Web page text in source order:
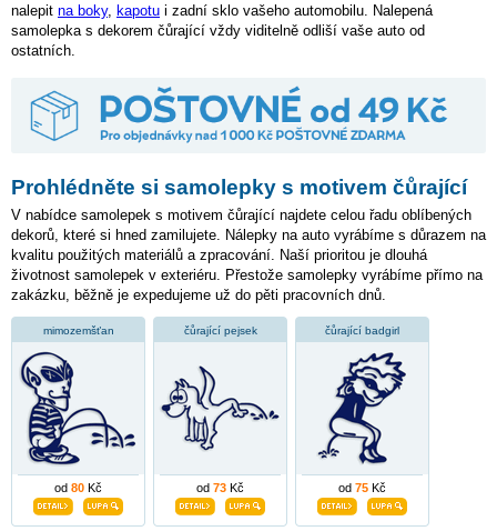
nalepit na boky, kapotu i zadní sklo vašeho automobilu. Nalepená
samolepka s dekorem čůrající vždy viditelně odliší vaše auto od
ostatních.
Prohlédněte si samolepky s motivem čůrající
V nabídce samolepek s motivem čůrající najdete celou řadu oblíbených
dekorů, které si hned zamilujete. Nálepky na auto vyrábíme s důrazem na
kvalitu použitých materiálů a zpracování. Naší prioritou je dlouhá
životnost samolepek v exteriéru. Přestože samolepky vyrábíme přímo na
zakázku, běžně je expedujeme už do pěti pracovních dnů.
mimozemšťan
od 80 Kč
čůrající pejsek
od 73 Kč
čůrající badgirl
od 75 Kč